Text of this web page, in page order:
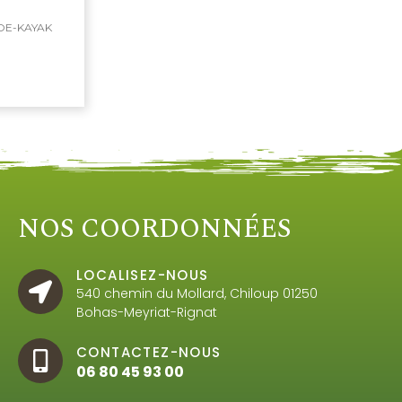
KAYAK
NOS COORDONNÉES
LOCALISEZ-NOUS
540 chemin du Mollard, Chiloup 01250
Bohas-Meyriat-Rignat
CONTACTEZ-NOUS
06 80 45 93 00